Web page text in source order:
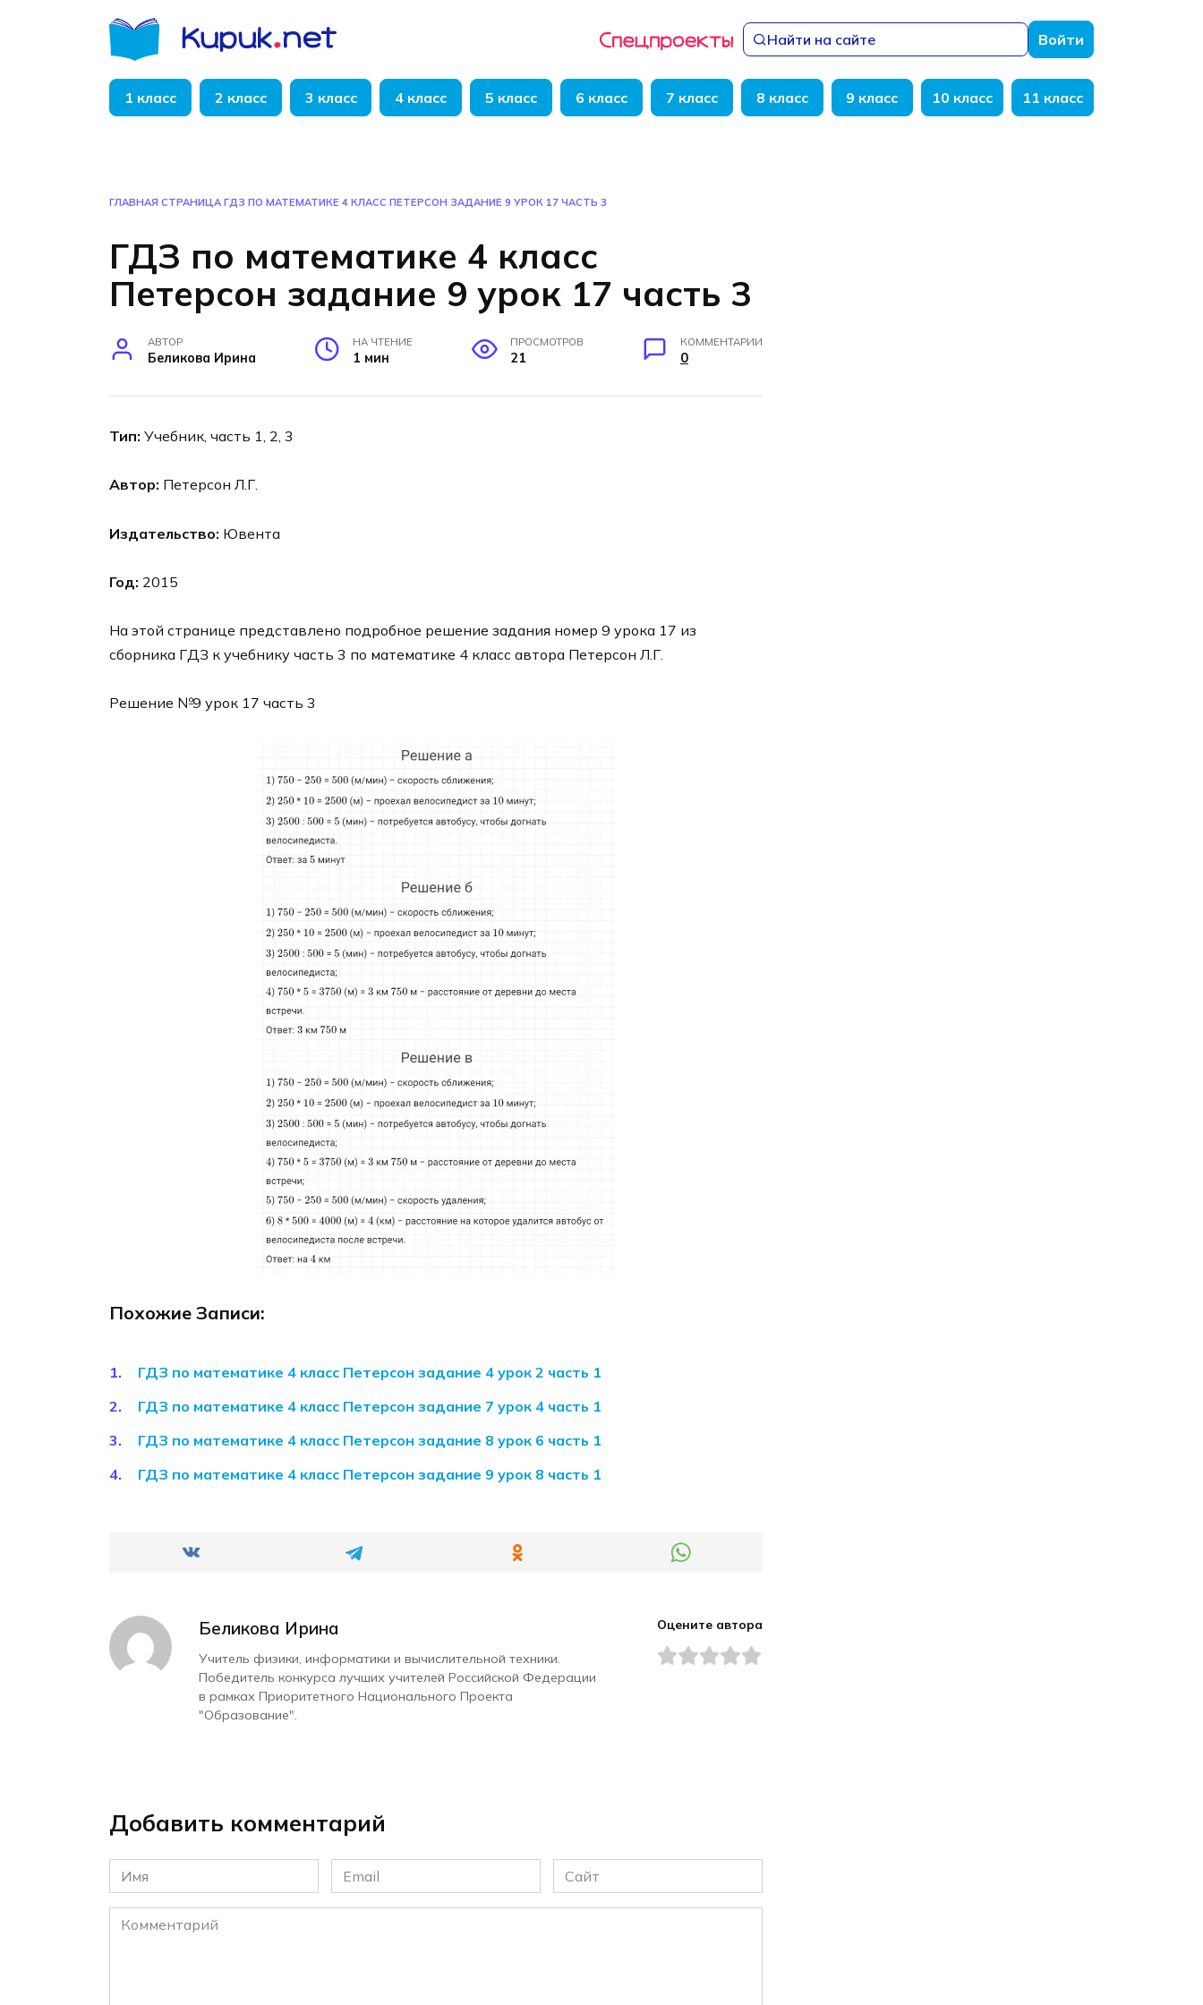
Найти на сайте Войти
1 класс 2 класс 3 класс 4 класс 5 класс 6 класс 7 класс 8 класс 9 класс 10 класс 11 класс
ГЛАВНАЯ СТРАНИЦА ГДЗ ПО МАТЕМАТИКЕ 4 КЛАСС ПЕТЕРСОН ЗАДАНИЕ 9 УРОК 17 ЧАСТЬ 3
ГДЗ по математике 4 класс
Петерсон задание 9 урок 17 часть 3
АВТОР
Беликова Ирина
НА ЧТЕНИЕ
1 мин
ПРОСМОТРОВ
21
КОММЕНТАРИИ
0
Тип: Учебник, часть 1, 2, 3
Автор: Петерсон Л.Г.
Издательство: Ювента
Год: 2015
На этой странице представлено подробное решение задания номер 9 урока 17 из
сборника ГДЗ к учебнику часть 3 по математике 4 класс автора Петерсон Л.Г.
Решение №9 урок 17 часть 3
Похожие Записи:
ГДЗ по математике 4 класс Петерсон задание 4 урок 2 часть 1
ГДЗ по математике 4 класс Петерсон задание 7 урок 4 часть 1
ГДЗ по математике 4 класс Петерсон задание 8 урок 6 часть 1
ГДЗ по математике 4 класс Петерсон задание 9 урок 8 часть 1
Беликова Ирина
Учитель физики, информатики и вычислительной техники.
Победитель конкурса лучших учителей Российской Федерации
в рамках Приоритетного Национального Проекта
"Образование".
Оцените автора
Добавить комментарий
Имя
*
Email
*
Сайт
Комментарий